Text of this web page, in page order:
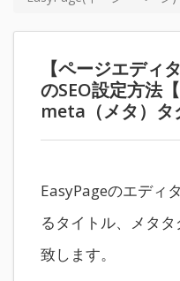
【ページエディ
のSEO設定方法
meta（メタ）タ
EasyPageのエディ
るタイトル、メタ
致します。